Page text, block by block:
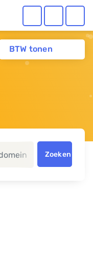
BTW tonen
Fotoalbum
Zoeken